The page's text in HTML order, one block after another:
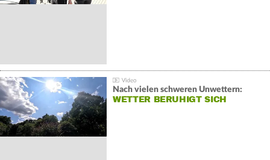
Nach vielen schweren Unwettern:
WETTER BERUHIGT SICH